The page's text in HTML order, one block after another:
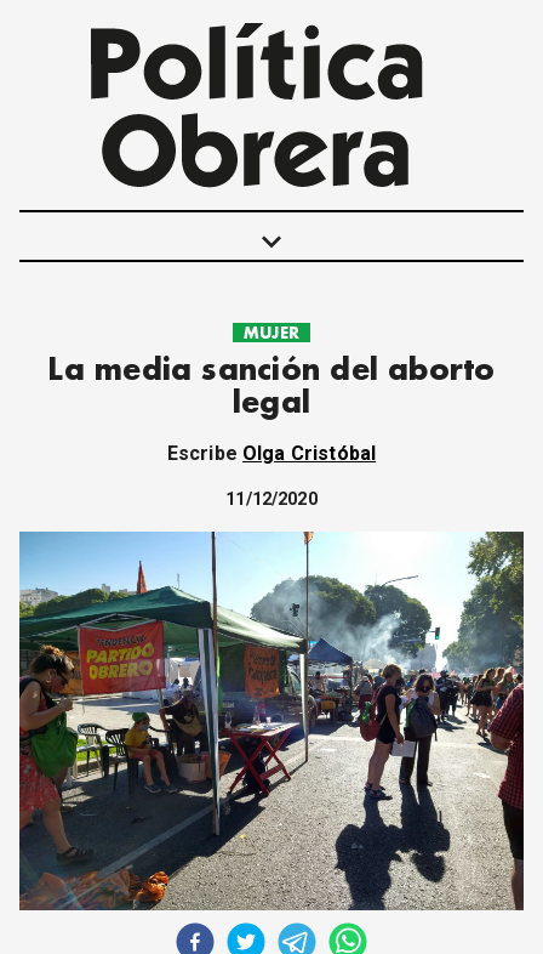
keyboard_arrow_down
POLÍTICAS
INTERNACIONALES
MOVIMIENTO OBRERO
ECONOMÍA
SOCIEDAD Y CULTURA
JUVENTUD
CORREO DE LECTORES
DEBATE
ARCHIVO
DECLARACIONES
OPINIÓN
ALTAMIRA RESPONDE
Política Obrera Revista
CONTACTO
MUJER
La media sanción del aborto
legal
Escribe Olga Cristóbal
11/12/2020